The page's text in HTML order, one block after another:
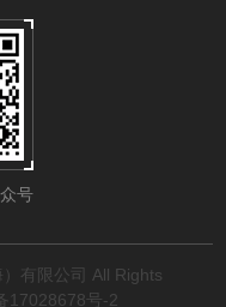
号
有限公司 All Rights
17028678号-2